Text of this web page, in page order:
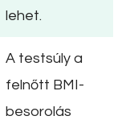
lehet.
A testsúly a
felnőtt BMI-
besorolás